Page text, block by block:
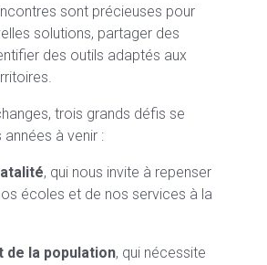
sont précieuses pour
solutions, partager des
des outils adaptés aux
trois grands défis se
à venir :
, qui nous invite à repenser
écoles et de nos services à la
de la population, qui nécessite